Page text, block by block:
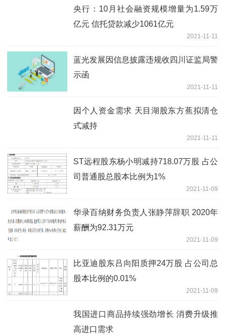
央行：10月社会融资规模增量为1.59万
亿元 信托贷款减少1061亿元
2021-11-11
蓝光发展因信息披露违规收四川证监局警
示函
2021-11-11
因个人资金需求 天目湖股东方蕉拟清仓
式减持
2021-11-11
ST远程股东杨小明减持718.07万股 占公
司普通股总股本比例为1%
2021-11-09
华录百纳财务负责人张静萍辞职 2020年
薪酬为92.31万元
2021-11-09
比亚迪股东吕向阳质押24万股 占公司总
股本比例的0.01%
2021-11-09
我国进口商品持续强劲增长 消费升级推
高进口需求